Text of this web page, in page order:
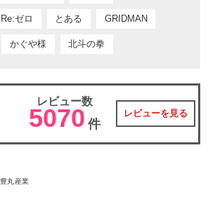
Re:ゼロ とある GRIDMAN
かぐや様 北斗の拳
レビュー数
5070 件
レビューを見る
豊丸産業